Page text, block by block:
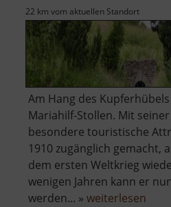
22 km vom aktuellen Standort
Am Hang des
Mariahilf-Stollen. Mit
besondere touristische
1910 zugänglich gemacht,
dem ersten Weltkrieg
wenigen Jahren kann er
werden... » weiterlesen